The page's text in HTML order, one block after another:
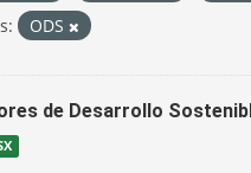
ODS
de Desarrollo